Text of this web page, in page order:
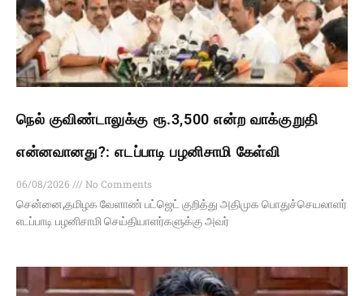
நெல் குவிண்டாலுக்கு ரூ.3,500 என்ற வாக்குறுதி
என்னவானது?: எடப்பாடி பழனிசாமி கேள்வி
06/08/2026
No Comments
சென்னை,தமிழக வேளாண் பட்ஜெட் குறித்து அதிமுக பொதுச்செயலாளர்
எடப்பாடி பழனிசாமி செய்தியாளர்களுக்கு அவர்